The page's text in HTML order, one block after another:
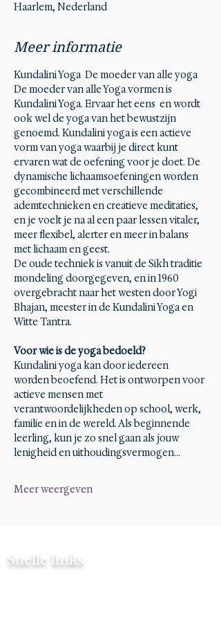
Haarlem, Nederland
Meer informatie
Kundalini Yoga  De moeder van alle yoga
De moeder van alle Yoga vormen is
Kundalini Yoga. Ervaar het eens  en wordt
ook wel de yoga van het bewustzijn
genoemd. Kundalini yoga is een actieve
vorm van yoga waarbij je direct kunt
ervaren wat de oefening voor je doet. De
dynamische lichaamsoefeningen worden
gecombineerd met verschillende
ademtechnieken en creatieve meditaties,
en je voelt je na al een paar lessen vitaler,
meer flexibel, alerter en meer in balans
met lichaam en geest.
De oude techniek is vanuit de Sikh traditie
mondeling doorgegeven, en in 1960
overgebracht naar het westen door Yogi
Bhajan, meester in de Kundalini Yoga en
Witte Tantra.
Voor wie is de yoga bedoeld?
Kundalini yoga kan door iedereen
worden beoefend. Het is ontworpen voor
actieve mensen met
verantwoordelijkheden op school, werk,
familie en in de wereld. Als beginnende
leerling, kun je zo snel gaan als jouw
lenigheid en uithoudingsvermogen…
Meer weergeven
Snelle links